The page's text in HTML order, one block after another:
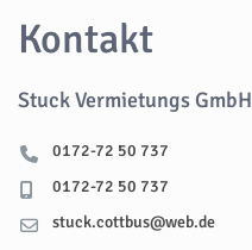
Kontakt
Stuck Vermietungs GmbH
0172-72 50 737
0172-72 50 737
stuck.cottbus@web.de